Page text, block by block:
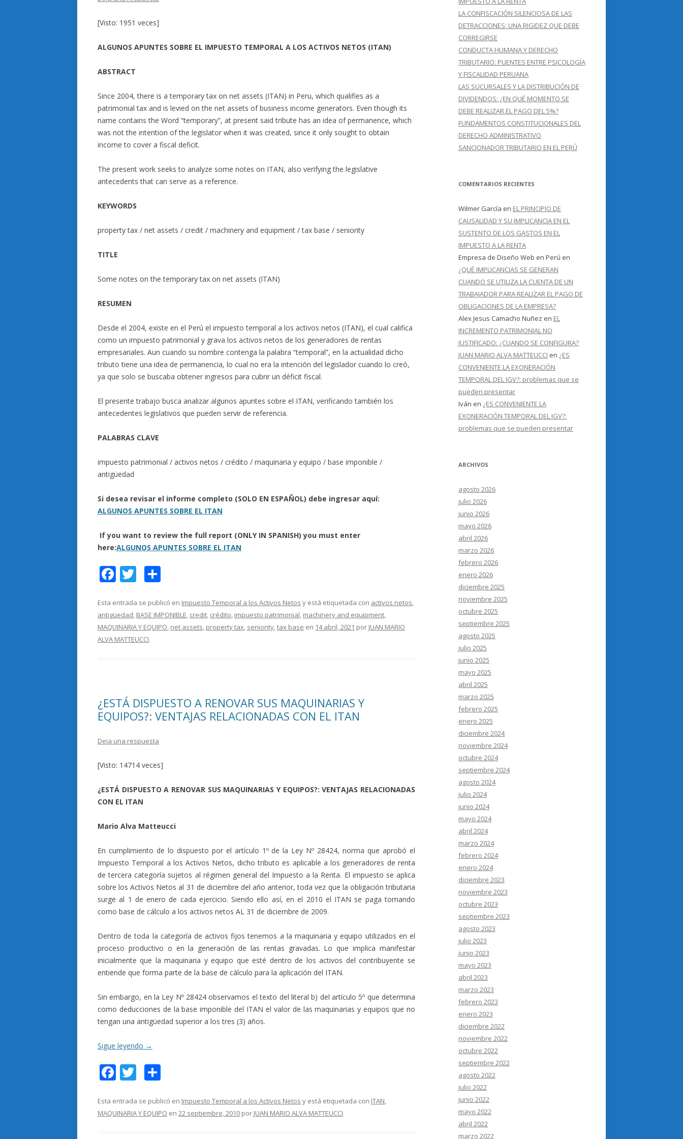
[Visto: 1951 veces]
ALGUNOS APUNTES SOBRE EL IMPUESTO TEMPORAL A LOS ACTIVOS NETOS (ITAN)
ABSTRACT
Since 2004, there is a temporary tax on net assets (ITAN) in Peru, which qualifies as a
patrimonial tax and is levied on the net assets of business income generators. Even though its
name contains the Word “temporary”, at present said tribute has an idea of permanence, which
was not the intention of the legislator when it was created, since it only sought to obtain
income to cover a fiscal deficit.
The present work seeks to analyze some notes on ITAN, also verifying the legislative
antecedents that can serve as a reference.
KEYWORDS
property tax / net assets / credit / machinery and equipment / tax base / seniority
TITLE
Some notes on the temporary tax on net assets (ITAN)
RESUMEN
Desde el 2004, existe en el Perú el impuesto temporal a los activos netos (ITAN), el cual califica
como un impuesto patrimonial y grava los activos netos de los generadores de rentas
empresariales. Aun cuando su nombre contenga la palabra “temporal”, en la actualidad dicho
tributo tiene una idea de permanencia, lo cual no era la intención del legislador cuando lo creó,
ya que solo se buscaba obtener ingresos para cubrir un déficit fiscal.
El presente trabajo busca analizar algunos apuntes sobre el ITAN, verificando también los
antecedentes legislativos que pueden servir de referencia.
PALABRAS CLAVE
impuesto patrimonial / activos netos / crédito / maquinaria y equipo / base imponible /
antigüedad
Si desea revisar el informe completo (SOLO EN ESPAÑOL) debe ingresar aquí:
ALGUNOS APUNTES SOBRE EL ITAN
If you want to review the full report (ONLY IN SPANISH) you must enter
here:ALGUNOS APUNTES SOBRE EL ITAN
F
e
b
o
T
itt
er
m
p
Esta entrada se publicó en Impuesto Temporal a los Activos Netos y está etiquetada con activos netos,
antigüedad, BASE IMPONIBLE, credit, crédito, impuesto patrimonial, machinery and equipment,
MAQUINARIA Y EQUIPO, net assets, property tax, seniority,tax base en 14 abril, 2021 por JUAN MARIO
ALVA MATTEUCCI.
¿ESTÁ DISPUESTO A RENOVAR SUS MAQUINARIAS Y
EQUIPOS?: VENTAJAS RELACIONADAS CON EL ITAN
Deja una respuesta
[Visto: 14714 veces]
¿ESTÁ DISPUESTO A RENOVAR SUS MAQUINARIAS Y EQUIPOS?: VENTAJAS RELACIONADAS
CON EL ITAN
Mario Alva Matteucci
En cumplimiento de lo dispuesto por el artículo 1º de la Ley Nº 28424, norma que aprobó el
Impuesto Temporal a los Activos Netos, dicho tributo es aplicable a los generadores de renta
de tercera categoría sujetos al régimen general del Impuesto a la Renta. El impuesto se aplica
sobre los Activos Netos al 31 de diciembre del año anterior, toda vez que la obligación tributaria
surge al 1 de enero de cada ejercicio. Siendo ello así, en el 2010 el ITAN se paga tomando
como base de cálculo a los activos netos AL 31 de diciembre de 2009.
Dentro de toda la categoría de activos fijos tenemos a la maquinaria y equipo utilizados en el
proceso productivo o en la generación de las rentas gravadas. Lo que implica manifestar
inicialmente que la maquinaria y equipo que esté dentro de los activos del contribuyente se
entiende que forma parte de la base de cálculo para la aplicación del ITAN.
Sin embargo, en la Ley Nº 28424 observamos el texto del literal b) del artículo 5º que determina
como deducciones de la base imponible del ITAN el valor de las maquinarias y equipos que no
tengan una antigüedad superior a los tres (3) años.
Sigue leyendo →
F
e
b
T
itt
er
m
p
Esta entrada se publicó en Impuesto Temporal a los Activos Netos y está etiquetada con ITAN,
MAQUINARIA Y EQUIPO en 22 septiembre, 2010 por JUAN MARIO ALVA MATTEUCCI.
LA CONFISCACIÓN SILENCIOSA DE LAS
DETRACCIONES: UNA RIGIDEZ QUE DEBE
CORREGIRSE
CONDUCTA HUMANA Y DERECHO
TRIBUTARIO: PUENTES ENTRE PSICOLOGÍA
Y FISCALIDAD PERUANA
LAS SUCURSALES Y LA DISTRIBUCIÓN DE
DIVIDENDOS: ¿EN QUÉ MOMENTO SE
DEBE REALIZAR EL PAGO DEL 5%?
FUNDAMENTOS CONSTITUCIONALES DEL
DERECHO ADMINISTRATIVO
SANCIONADOR TRIBUTARIO EN EL PERÚ
COMENTARIOS RECIENTES
Wilmer García en EL PRINCIPIO DE
CAUSALIDAD Y SU IMPLICANCIA EN EL
SUSTENTO DE LOS GASTOS EN EL
IMPUESTO A LA RENTA
Empresa de Diseño Web en Perú en
¿QUÉ IMPLICANCIAS SE GENERAN
CUANDO SE UTILIZA LA CUENTA DE UN
TRABAJADOR PARA REALIZAR EL PAGO DE
OBLIGACIONES DE LA EMPRESA?
Alex Jesus Camacho Nuñez en EL
INCREMENTO PATRIMONIAL NO
JUSTIFICADO: ¿CUANDO SE CONFIGURA?
JUAN MARIO ALVA MATTEUCCI en ¿ES
CONVENIENTE LA EXONERACIÓN
TEMPORAL DEL IGV?: problemas que se
pueden presentar
Iván en ¿ES CONVENIENTE LA
EXONERACIÓN TEMPORAL DEL IGV?:
problemas que se pueden presentar
ARCHIVOS
agosto 2026
julio 2026
junio 2026
mayo 2026
abril 2026
marzo 2026
febrero 2026
enero 2026
diciembre 2025
noviembre 2025
octubre 2025
septiembre 2025
agosto 2025
julio 2025
junio 2025
mayo 2025
abril 2025
marzo 2025
febrero 2025
enero 2025
diciembre 2024
noviembre 2024
octubre 2024
septiembre 2024
agosto 2024
julio 2024
junio 2024
mayo 2024
abril 2024
marzo 2024
febrero 2024
enero 2024
diciembre 2023
noviembre 2023
octubre 2023
septiembre 2023
agosto 2023
julio 2023
junio 2023
mayo 2023
abril 2023
marzo 2023
febrero 2023
enero 2023
diciembre 2022
noviembre 2022
octubre 2022
septiembre 2022
agosto 2022
julio 2022
junio 2022
mayo 2022
abril 2022
marzo 2022